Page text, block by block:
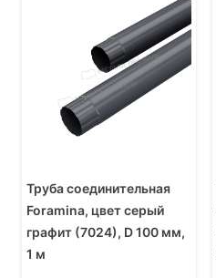
Труба соединительная
Foramina, цвет серый
графит (7024), D 100 мм,
1 м